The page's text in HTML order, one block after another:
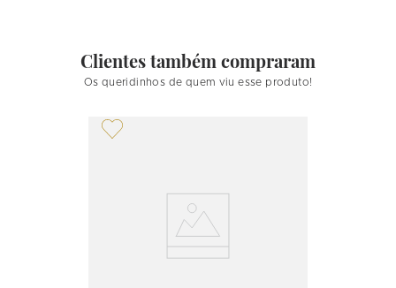
Clientes também compraram
Os queridinhos de quem viu esse produto!